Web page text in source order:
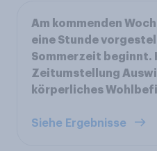
Am kommenden
eine Stunde
Sommerzeit beginnt.
Zeitumstellung
körperliches
Siehe Ergebnisse